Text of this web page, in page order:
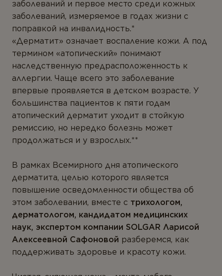
Антиоксиданты
Омега-3
Витамины
Минералы
Пробиотики
Белок и аминокислоты
Коэнзим
Растения
Ферменты
Вегетарианство и веганство
заболеваний и первое место среди кожных
заболеваний, измеряемое в годах жизни с
поправкой на инвалидность.*
«Дерматит» означает воспаление кожи. А под
термином «атопический» понимают
наследственную предрасположенность к
аллергии. Чаще всего это заболевание
впервые проявляется в детском возрасте. У
большинства пациентов к пяти годам
атопический дерматит уходит в стойкую
ремиссию, но нередко болезнь может
продолжаться и у взрослых.**
В рамках Всемирного дня атопического
дерматита, целью которого является
повышение осведомленности общества об
этом заболевании, вместе с трихологом,
дерматологом, кандидатом медицинских
наук, экспертом компании SOLGAR Ларисой
Алексеевной Сафоновой разберемся, как
поддерживать здоровье и красоту кожи.